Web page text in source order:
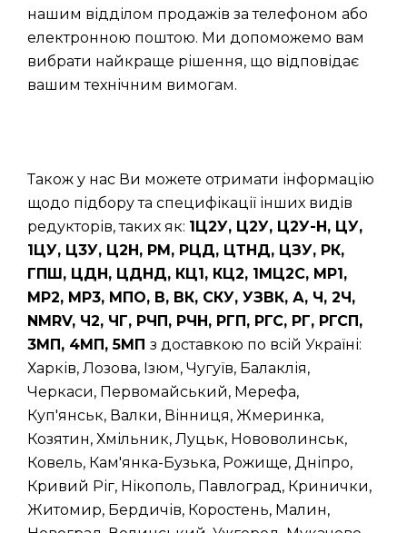
нашим відділом продажів за телефоном або
електронною поштою. Ми допоможемо вам
вибрати найкраще рішення, що відповідає
вашим технічним вимогам.
Також у нас Ви можете отримати інформацію
щодо підбору та специфікації інших видів
редукторів, таких як: 1Ц2У, Ц2У, Ц2У-Н, ЦУ,
1ЦУ, Ц3У, Ц2Н, РМ, РЦД, ЦТНД, ЦЗУ, РК,
ГПШ, ЦДН, ЦДНД, КЦ1, КЦ2, 1МЦ2С, МР1,
МР2, МР3, МПО, В, ВК, СКУ, УЗВК, А, Ч, 2Ч,
NMRV, Ч2, ЧГ, РЧП, РЧН, РГП, РГС, РГ, РГСП,
3МП, 4МП, 5МП з доставкою по всій Україні:
Харків, Лозова, Ізюм, Чугуїв, Балаклія,
Черкаси, Первомайський, Мерефа,
Куп'янськ, Валки, Вінниця, Жмеринка,
Козятин, Хмільник, Луцьк, Нововолинськ,
Ковель, Кам'янка-Бузька, Рожище, Дніпро,
Кривий Ріг, Нікополь, Павлоград, Кринички,
Житомир, Бердичів, Коростень, Малин,